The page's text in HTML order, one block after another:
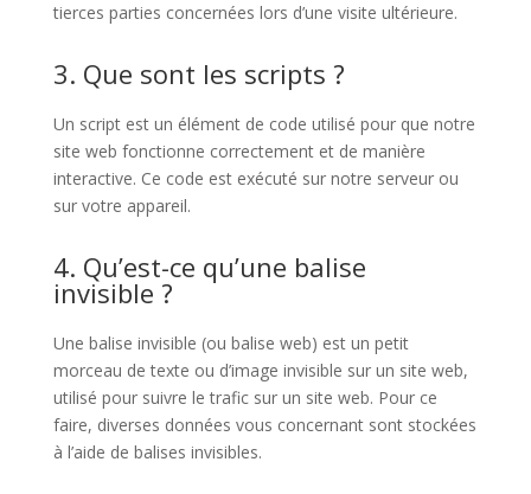
tierces parties concernées lors d’une visite ultérieure.
3. Que sont les scripts ?
Un script est un élément de code utilisé pour que notre
site web fonctionne correctement et de manière
interactive. Ce code est exécuté sur notre serveur ou
sur votre appareil.
4. Qu’est-ce qu’une balise
invisible ?
Une balise invisible (ou balise web) est un petit
morceau de texte ou d’image invisible sur un site web,
utilisé pour suivre le trafic sur un site web. Pour ce
faire, diverses données vous concernant sont stockées
à l’aide de balises invisibles.